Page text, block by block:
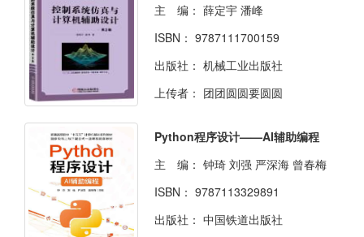
主 编： 薛定宇 潘峰
ISBN： 9787111700159
出版社： 机械工业出版社
上传者： 团团圆圆要圆圆
Python程序设计——AI辅助编程
主 编： 钟琦 刘强 严深海 曾春梅
ISBN： 9787113329891
出版社： 中国铁道出版社